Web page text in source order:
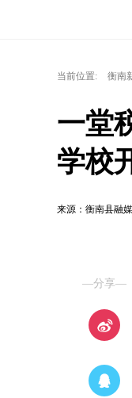
当前位置: 衡南
一堂
学校
来源：衡南县融
—分享—